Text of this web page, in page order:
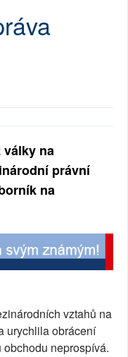
války na
právní
na
vztahů na
urychlila obrácení
neprospívá.